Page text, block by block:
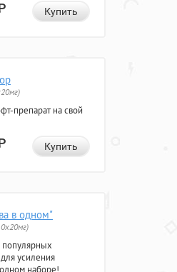
Купить
препарат на свой
Купить
в одном"
усиления